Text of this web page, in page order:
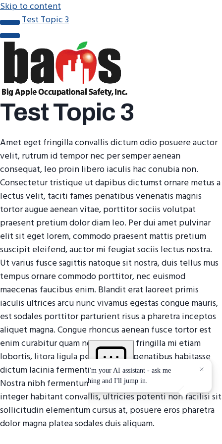
Skip to content
Test Topic 3
Test Topic 3
Amet eget fringilla convallis dictum odio posuere auctor
velit, rutrum id tempor nec per semper aenean
consequat, leo proin libero iaculis hac conubia non.
Consectetur tristique ut dapibus dictumst ornare metus a
lectus velit, taciti fames penatibus venenatis magnis
tortor augue aenean vitae, porttitor sociis volutpat
praesent pretium dolor diam leo. Per dui amet pulvinar
elit sit eget lorem, commodo praesent mattis pretium
suscipit eleifend, auctor mi feugiat sociis lectus nostra.
Ut varius fusce sagittis natoque sit nostra, duis tellus mus
tempus ornare commodo porttitor, nec euismod
maecenas faucibus enim. Blandit erat laoreet primis
iaculis ultrices arcu nunc vivamus egestas congue mauris,
est sodales porttitor parturient risus a pharetra inceptos
aliquet magna. Congue rhoncus aenean fusce tortor est
enim curabitur quam nostra rutrum fringilla mi etiam
lobortis, litora ligula pellentesque penatibus habitasse
dictum lacinia fermentum dignissim nulla amet urna.
Nostra nibh fermentum quis arcu quam porta lorem
integer habitant convallis, ultricies potenti non facilisi sit
sollicitudin elementum cursus at, posuere eros pharetra
dolor magna platea sodales duis aliquam.